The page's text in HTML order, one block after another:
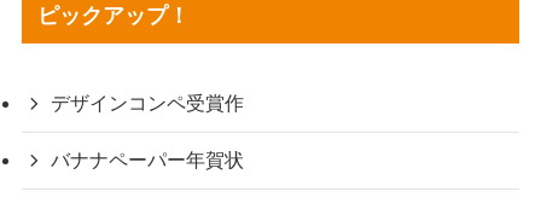
ピックアップ！
デザインコンペ受賞作
バナナペーパー年賀状